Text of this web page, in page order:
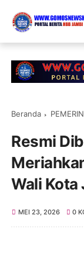
Beranda
Resmi
Wali Kota
MEI 23, 2026 0